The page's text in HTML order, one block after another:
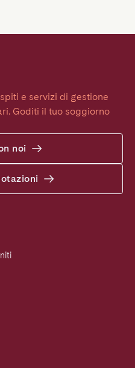
e servizi di gestione
Goditi il tuo soggiorno
noi